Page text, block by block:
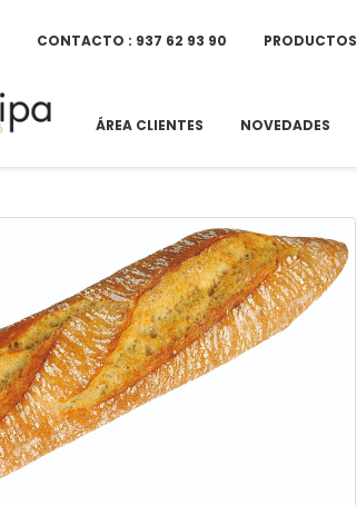
CONTACTO : 937 62 93 90 PRODUCTOS
ÁREA CLIENTES NOVEDADES